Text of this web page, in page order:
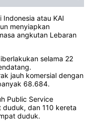
Indonesia atau KAI
menyiapkan
angkutan Lebaran
selama 22
jauh komersial dengan
68.684.
Public Service
dan 110 kereta
duduk.